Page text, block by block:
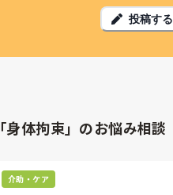
投稿する
「身体拘束」のお悩み相談
介助・ケア